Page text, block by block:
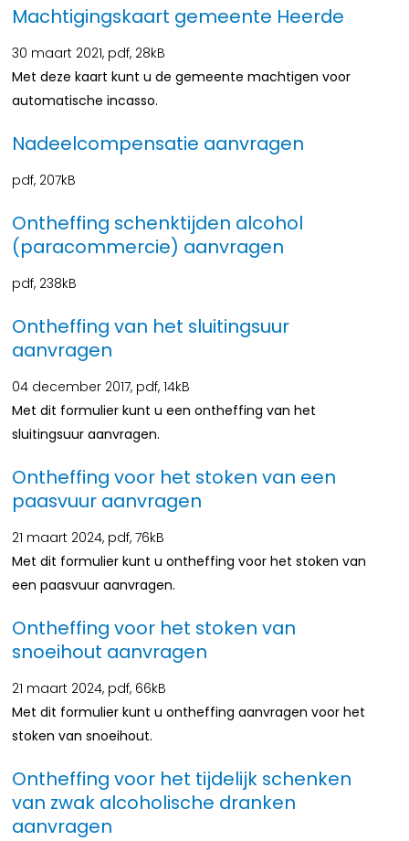
Machtigingskaart gemeente Heerde
30 maart 2021, pdf, 28kB
Met deze kaart kunt u de gemeente machtigen voor
automatische incasso.
Nadeelcompensatie aanvragen
pdf, 207kB
Ontheffing schenktijden alcohol
(paracommercie) aanvragen
pdf, 238kB
Ontheffing van het sluitingsuur
aanvragen
04 december 2017, pdf, 14kB
Met dit formulier kunt u een ontheffing van het
sluitingsuur aanvragen.
Ontheffing voor het stoken van een
paasvuur aanvragen
21 maart 2024, pdf, 76kB
Met dit formulier kunt u ontheffing voor het stoken van
een paasvuur aanvragen.
Ontheffing voor het stoken van
snoeihout aanvragen
21 maart 2024, pdf, 66kB
Met dit formulier kunt u ontheffing aanvragen voor het
stoken van snoeihout.
Ontheffing voor het tijdelijk schenken
van zwak alcoholische dranken
aanvragen